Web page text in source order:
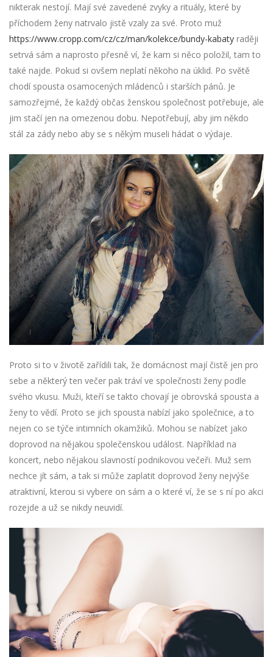
nikterak nestojí. Mají své zavedené zvyky a rituály, které by
příchodem ženy natrvalo jistě vzaly za své. Proto muž
https://www.cropp.com/cz/cz/man/kolekce/bundy-kabaty raději
setrvá sám a naprosto přesně ví, že kam si něco položil, tam to
také najde. Pokud si ovšem neplatí někoho na úklid. Po světě
chodí spousta osamocených mládenců i starších pánů. Je
samozřejmé, že každý občas ženskou společnost potřebuje, ale
jim stačí jen na omezenou dobu. Nepotřebují, aby jim někdo
stál za zády nebo aby se s někým museli hádat o výdaje.
Proto si to v životě zařídili tak, že domácnost mají čistě jen pro
sebe a některý ten večer pak tráví ve společnosti ženy podle
svého vkusu. Muži, kteří se takto chovají je obrovská spousta a
ženy to vědí. Proto se jich spousta nabízí jako společnice, a to
nejen co se týče intimních okamžiků. Mohou se nabízet jako
doprovod na nějakou společenskou událost. Například na
koncert, nebo nějakou slavností podnikovou večeři. Muž sem
nechce jít sám, a tak si může zaplatit doprovod ženy nejvýše
atraktivní, kterou si vybere on sám a o které ví, že se s ní po akci
rozejde a už se nikdy neuvidí.